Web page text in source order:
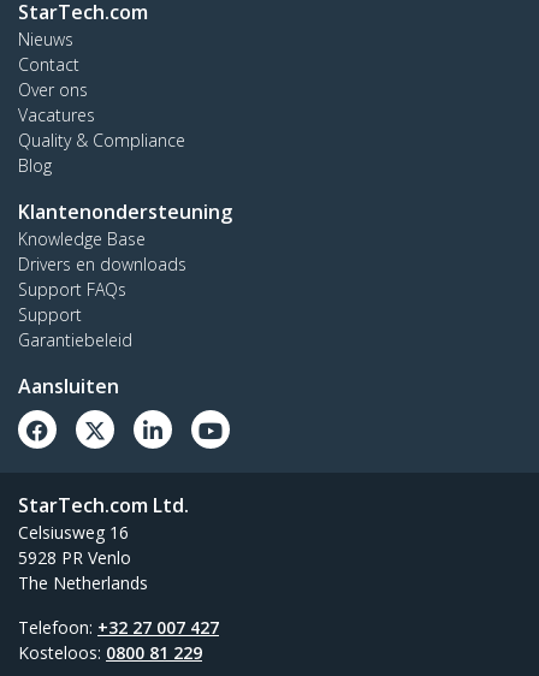
StarTech.com
Nieuws
Contact
Over ons
Vacatures
Quality & Compliance
Blog
Klantenondersteuning
Knowledge Base
Drivers en downloads
Support FAQs
Support
Garantiebeleid
Aansluiten
StarTech.com Ltd.
Celsiusweg 16
5928 PR Venlo
The Netherlands
Telefoon: +32 27 007 427
Kosteloos: 0800 81 229